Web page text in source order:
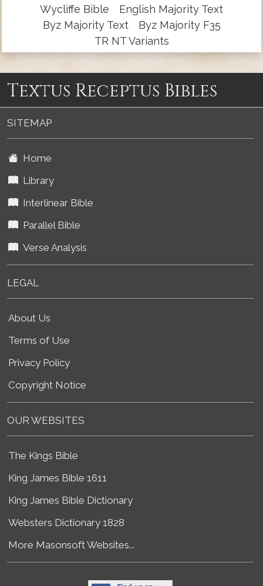
Wycliffe Bible
English Majority Text
Byz Majority Text
Byz Majority F35
TR NT Variants
Textus Receptus Bibles
SITEMAP
Home
Library
Interlinear Bible
Parallel Bible
Verse Analysis
LEGAL
About Us
Terms of Use
Privacy Policy
Copyright Notice
OUR WEBSITES
The Kings Bible
King James Bible 1611
King James Bible Dictionary
Websters Dictionary 1828
More Masonsoft Websites...